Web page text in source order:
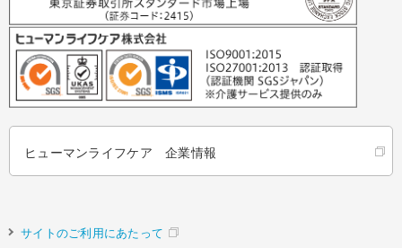
ヒューマンライフケア 企業情報
サイトのご利用にあたって